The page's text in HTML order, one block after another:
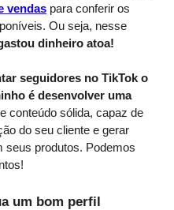
vendas para conferir os
Ou seja, nesse
dinheiro atoa!
seguidores no TikTok o
é desenvolver uma
conteúdo sólida, capaz de
do seu cliente e gerar
seus produtos. Podemos
um bom perfil